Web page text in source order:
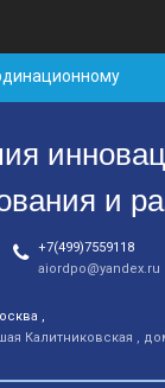
25 лет!
КЦ!
и
+7(499)7559118
aiordpo@yandex.ru
,
Калитниковская ,